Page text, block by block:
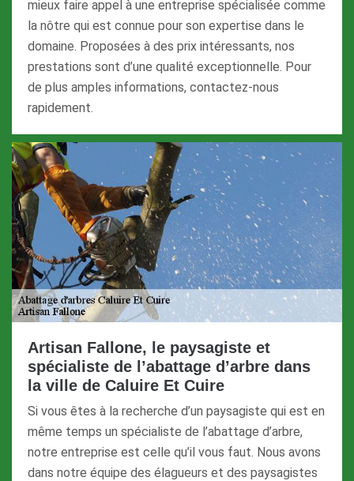
mieux faire appel à une entreprise spécialisée comme
la nôtre qui est connue pour son expertise dans le
domaine. Proposées à des prix intéressants, nos
prestations sont d’une qualité exceptionnelle. Pour
de plus amples informations, contactez-nous
rapidement.
Artisan Fallone, le paysagiste et
spécialiste de l’abattage d’arbre dans
la ville de Caluire Et Cuire
Si vous êtes à la recherche d’un paysagiste qui est en
même temps un spécialiste de l’abattage d’arbre,
notre entreprise est celle qu’il vous faut. Nous avons
dans notre équipe des élagueurs et des paysagistes